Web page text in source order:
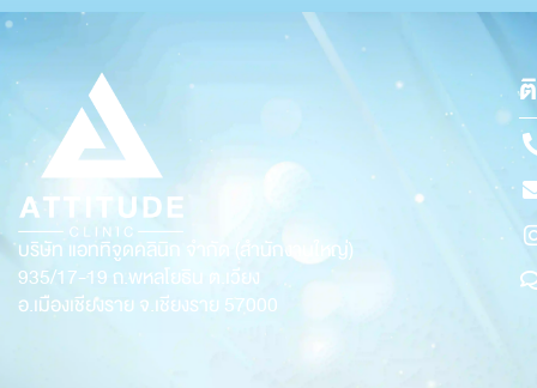
บริษัท แอททิจูดคลินิก จำกัด (สำนักงานใหญ่)
935/17-19 ถ.พหลโยธิน ต.เวียง
อ.เมืองเชียงราย จ.เชียงราย 57000